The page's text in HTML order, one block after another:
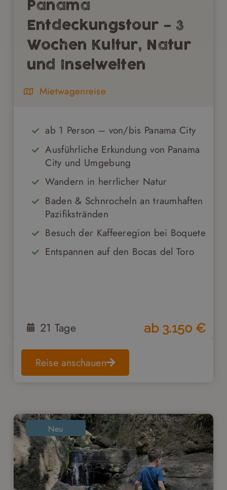
Panama
Entdeckungstour – 3
Wochen Kultur, Natur
und Inselwelten
Mietwagenreise
ab 1 Person – von/bis Panama City
Ausführliche Erkundung von Panama
City und Umgebung
Wandern in herrlicher Natur
Baden & Schnrocheln an traumhaften
Pazifikstränden
Besuch der Kaffeeregion bei Boquete
Entspannen auf den Bocas del Toro
21 Tage ab 3.150 €
Reise anschauen
Neu